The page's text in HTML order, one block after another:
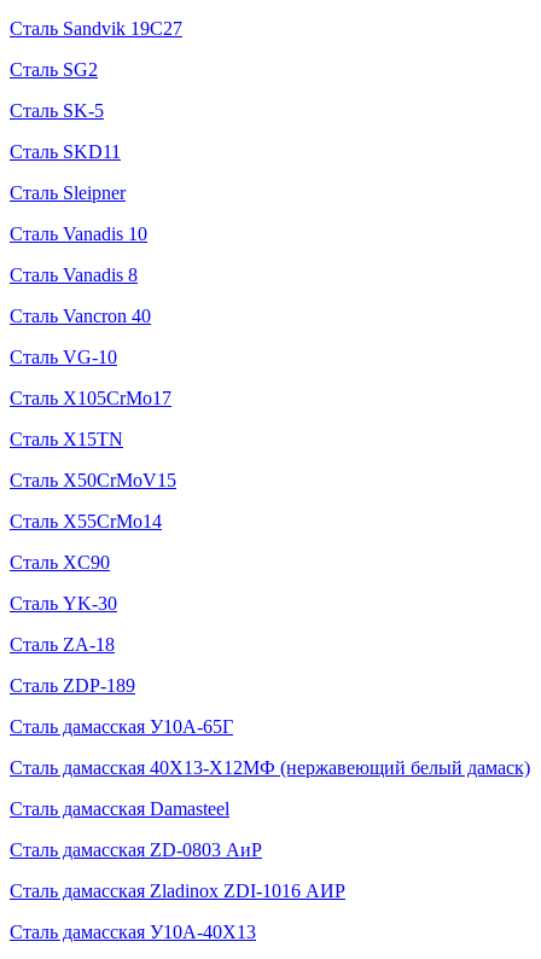
Сталь Sandvik 19C27
Сталь SG2
Сталь SK-5
Сталь SKD11
Сталь Sleipner
Сталь Vanadis 10
Сталь Vanadis 8
Сталь Vancron 40
Сталь VG-10
Сталь X105CrMo17
Сталь X15TN
Сталь X50CrMoV15
Сталь X55CrMo14
Сталь XC90
Сталь YK-30
Сталь ZA-18
Сталь ZDP-189
Сталь дамасская У10А-65Г
Сталь дамасская 40Х13-Х12МФ (нержавеющий белый дамаск)
Сталь дамасская Damasteel
Сталь дамасская ZD-0803 АиР
Сталь дамасская Zladinox ZDI-1016 АИР
Сталь дамасская У10А-40Х13